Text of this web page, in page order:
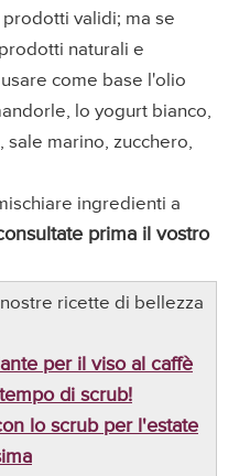
validi; ma se
naturali e
come base l'olio
lo yogurt bianco,
marino, zucchero,
ingredienti a
prima il vostro
ricette di bellezza
per il viso al caffè
di scrub!
lo scrub per l'estate